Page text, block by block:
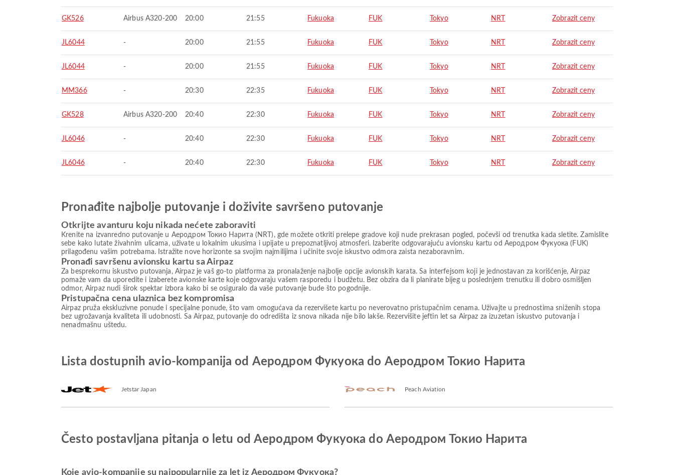
GK526 Airbus A320-200 20:00 21:55 Fukuoka FUK Tokyo NRT Zobrazit ceny
JL6044 - 20:00 21:55 Fukuoka FUK Tokyo NRT Zobrazit ceny
JL6044 - 20:00 21:55 Fukuoka FUK Tokyo NRT Zobrazit ceny
MM366 - 20:30 22:35 Fukuoka FUK Tokyo NRT Zobrazit ceny
GK528 Airbus A320-200 20:40 22:30 Fukuoka FUK Tokyo NRT Zobrazit ceny
JL6046 - 20:40 22:30 Fukuoka FUK Tokyo NRT Zobrazit ceny
JL6046 - 20:40 22:30 Fukuoka FUK Tokyo NRT Zobrazit ceny
Pronađite najbolje putovanje i doživite savršeno putovanje
Otkrijte avanturu koju nikada nećete zaboraviti
Krenite na izvanredno putovanje u Аеродром Токио Нарита (NRT), gde možete otkriti prelepe gradove koji nude prekrasan pogled, počevši od trenutka kada sletite. Zamislite
sebe kako lutate živahnim ulicama, uživate u lokalnim ukusima i upijate u prepoznatljivoj atmosferi. Izaberite odgovarajuću avionsku kartu od Аеродром Фукуока (FUK)
prilagođenu vašim potrebama. Istražite nove horizonte sa svojim najmilijima i učinite svoje iskustvo odmora zaista nezaboravnim.
Pronađi savršenu avionsku kartu sa Airpaz
Za besprekornu iskustvo putovanja, Airpaz je vaš go-to platforma za pronalaženje najbolje opcije avionskih karata. Sa interfejsom koji je jednostavan za korišćenje, Airpaz
pomaže vam da uporedite i izaberete avionske karte koje odgovaraju vašem rasporedu i budžetu. Bez obzira da li planirate bijeg u poslednjem trenutku ili dobro osmišljen
odmor, Airpaz nudi širok spektar izbora kako bi se osiguralo da vaše putovanje bude što pogodnije.
Pristupačna cena ulaznica bez kompromisa
Airpaz pruža ekskluzivne ponude i specijalne ponude, što vam omogućava da rezervišete kartu po neverovatno pristupačnim cenama. Uživajte u prednostima sniženih stopa
bez ugrožavanja kvaliteta ili udobnosti. Sa Airpaz, putovanje do odredišta iz snova nikada nije bilo lakše. Rezervišite jeftin let sa Airpaz za izuzetan iskustvo putovanja i
nenadmašnu uštedu.
Lista dostupnih avio-kompanija od Аеродром Фукуока do Аеродром Токио Нарита
Jetstar Japan Peach Aviation
Često postavljana pitanja o letu od Аеродром Фукуока do Аеродром Токио Нарита
Koje avio-kompanije su najpopularnije za let iz Аеродром Фукуока?